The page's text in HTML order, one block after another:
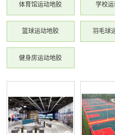
体育馆运动地胶 学校
篮球运动地胶 羽毛球
健身房运动地胶